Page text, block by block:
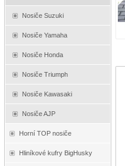
Nosiče Suzuki
Nosiče Yamaha
Nosiče Honda
Nosiče Triumph
Nosiče Kawasaki
Nosiče AJP
Horní TOP nosiče
Hliníkové kufry BigHusky